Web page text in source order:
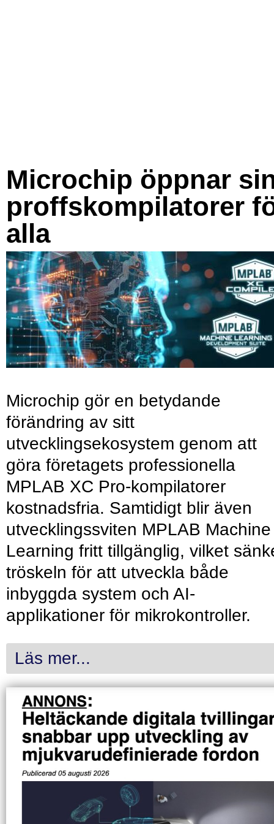
Microchip öppnar
proffskompilatorer
alla
Microchip gör en betydande
förändring av sitt
utvecklingsekosystem genom att
göra företagets professionella
MPLAB XC Pro-kompilatorer
kostnadsfria. Samtidigt blir även
utvecklingssviten MPLAB Machine
Learning fritt tillgänglig, vilket
tröskeln för att utveckla både
inbyggda system och AI-
applikationer för mikrokontroller.
Läs mer...